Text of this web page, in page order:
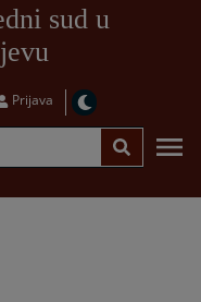
sud u
Prijava